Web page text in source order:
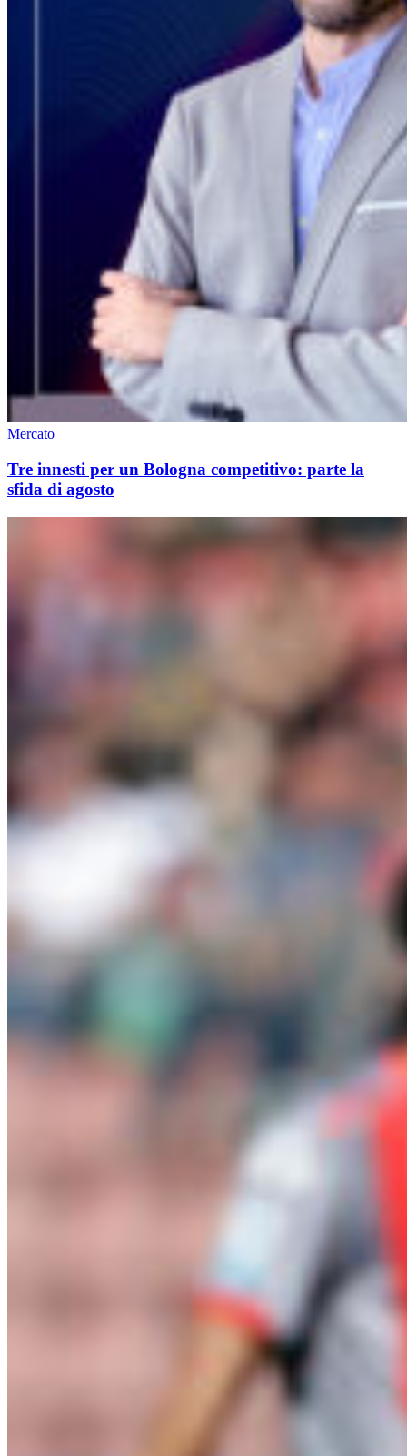
Mercato
Tre innesti per un Bologna competitivo: parte la
sfida di agosto